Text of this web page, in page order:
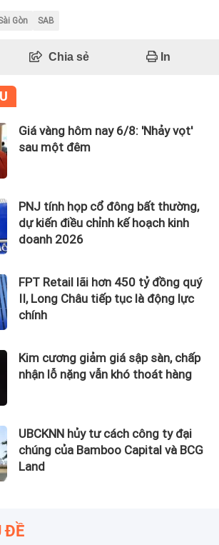
Gòn SAB
Chia sẻ In
Giá vàng hôm nay 6/8: 'Nhảy vọt'
sau một đêm
PNJ tính họp cổ đông bất thường,
dự kiến điều chỉnh kế hoạch kinh
doanh 2026
FPT Retail lãi hơn 450 tỷ đồng quý
II, Long Châu tiếp tục là động lực
chính
Kim cương giảm giá sập sàn, chấp
nhận lỗ nặng vẫn khó thoát hàng
UBCKNN hủy tư cách công ty đại
chúng của Bamboo Capital và BCG
Land
ĐỀ